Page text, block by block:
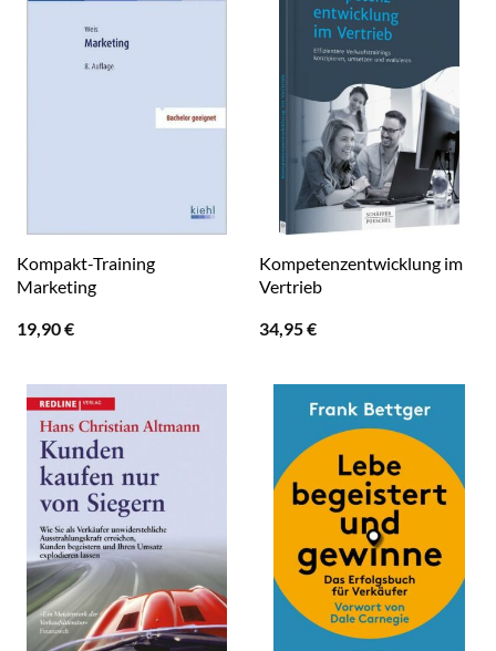
Kompakt-Training
Marketing
19,90€
Kompetenzentwicklung im
Vertrieb
34,95€